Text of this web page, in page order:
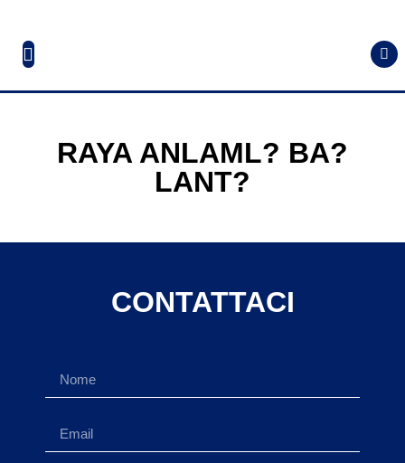
RAYA ANLAML? BA?
LANT?
CONTATTACI